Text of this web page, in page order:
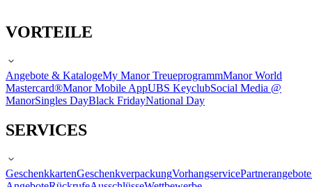
VORTEILE
Angebote & KatalogeMy Manor TreueprogrammManor World
Mastercard®Manor Mobile AppUBS KeyclubSocial Media @
ManorSingles DayBlack FridayNational Day
SERVICES
GeschenkkartenGeschenkverpackungVorhangservicePartnerangebote